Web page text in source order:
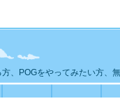
、POGをやってみたい方、